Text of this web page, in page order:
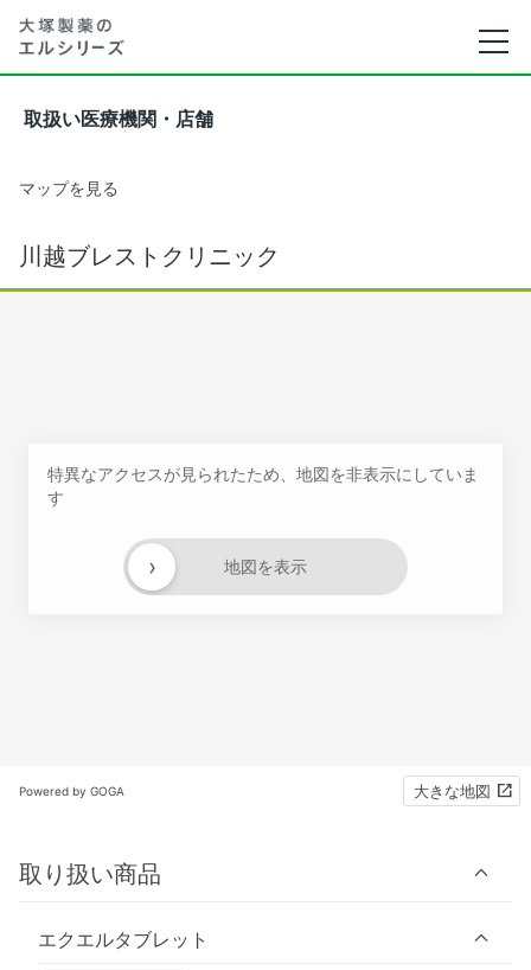
取扱い医療機関・店舗
マップを見る
川越ブレストクリニック
特異なアクセスが見られたため、地図を非表示にしていま
す
地図を表示
›
Powered by GOGA 大きな地図
取り扱い商品
エクエルタブレット